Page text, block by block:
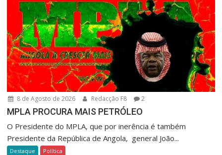
8 de Agosto de 2026 Redacção F8 2
MPLA PROCURA MAIS PETRÓLEO
O Presidente do MPLA, que por inerência é também
Presidente da República de Angola, general João...
Destaque Política